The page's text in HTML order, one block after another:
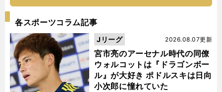
各スポーツコラム記事
宮市亮のアーセナル時代の同僚
ウォルコットは『ドラゴンボー
ル』が大好き ポドルスキは日向
小次郎に憧れていた
2026.08.07更新
Jリーグ